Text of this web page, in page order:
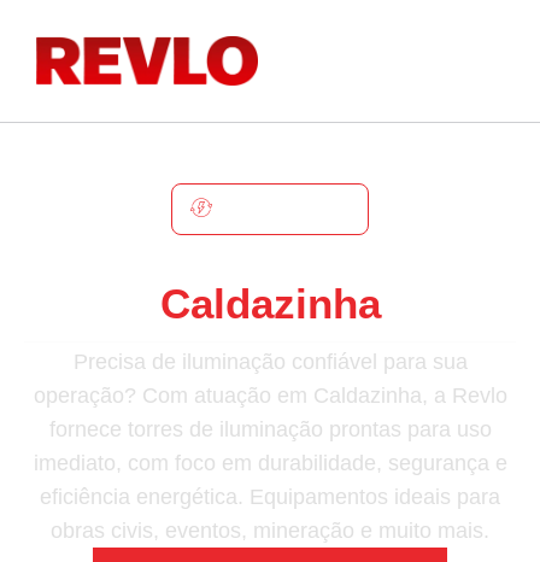
Caldazinha
Precisa de iluminação confiável para sua
operação? Com atuação em Caldazinha, a Revlo
fornece torres de iluminação prontas para uso
imediato, com foco em durabilidade, segurança e
eficiência energética. Equipamentos ideais para
obras civis, eventos, mineração e muito mais.